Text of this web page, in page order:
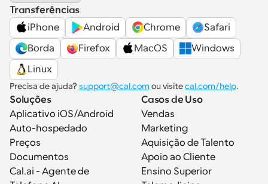
Transferências
iPhone
Android Chrome
Safari
Borda
Firefox MacOS
Windows
Linux
Precisa de ajuda? support@cal.com ou visite cal.com/help.
Soluções
Aplicativo iOS/Android
Auto-hospedado
Preços
Documentos
Cal.ai - Agente de
Casos de Uso
Vendas
Marketing
Aquisição de Talento
Apoio ao Cliente
Ensino Superior